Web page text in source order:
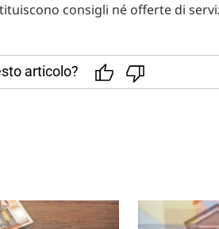
consigli né offerte di
articolo?